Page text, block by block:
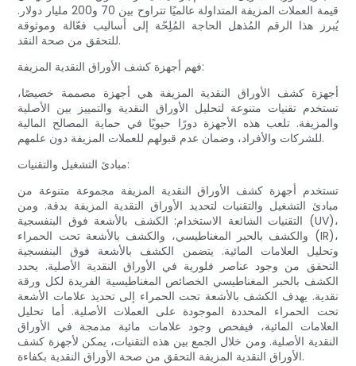
قيمة العملات المزيفة المتداولة عالميًا تتراوح بين 70 و200 مليار دولار.
يُبرز هذا الرقم المُذهل الحاجة المُلِحّة إلى أساليب فعّالة وموثوقة
للتحقق من صحة النقد.
فهم أجهزة كشف الأوراق النقدية المزيفة:
أجهزة كشف الأوراق النقدية المزيفة هي أجهزة مصممة خصيصًا،
تستخدم تقنيات متنوعة لتحليل الأوراق النقدية والتمييز بين الأصلية
والمزيفة. تلعب هذه الأجهزة دورًا حيويًا في حماية المصالح المالية
للشركات والأفراد، وضمان عدم قبولهم للعملات المزيفة دون علمهم.
مبادئ التشغيل والتقنيات:
تستخدم أجهزة كشف الأوراق النقدية المزيفة مجموعة متنوعة من
مبادئ التشغيل والتقنيات لتحديد الأوراق النقدية المزيفة بدقة. ومن
التقنيات الشائعة الاستخدام: الكشف بالأشعة فوق البنفسجية (UV)،
والكشف بالحبر المغناطيسي، والكشف بالأشعة تحت الحمراء (IR)،
وتحليل العلامات المائية. يتضمن الكشف بالأشعة فوق البنفسجية
التحقق من وجود عناصر فلورية في الأوراق النقدية الأصلية. يحدد
الكشف بالحبر المغناطيسي الخصائص المغناطيسية الفريدة لكل ورقة
نقدية. يهدف الكشف بالأشعة تحت الحمراء إلى تحديد علامات الأشعة
تحت الحمراء المحددة الموجودة على العملات الأصلية. أما تحليل
العلامات المائية، فيفحص وجود علامات مائية مدمجة في الأوراق
النقدية الأصلية. ومن خلال الجمع بين هذه التقنيات، يمكن لأجهزة كشف
الأوراق النقدية المزيفة التحقق من صحة الأوراق النقدية بكفاءة.